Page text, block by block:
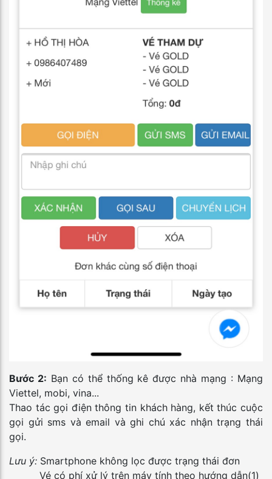
Bước 2: Bạn có thể thống kê được nhà mạng : Mạng
Viettel, mobi, vina...
Thao tác gọi điện thông tin khách hàng, kết thúc cuộc
gọi gửi sms và email và ghi chú xác nhận trạng thái
gọi.
Lưu ý: Smartphone không lọc được trạng thái đơn
Vé có phí xử lý trên máy tính theo hướng dẫn(1)